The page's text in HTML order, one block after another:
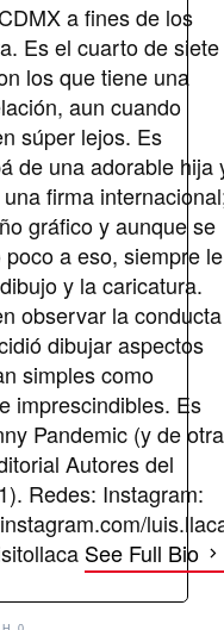
a fines de los
Es el cuarto de siete
los que tiene una
aun cuando
súper lejos. Es
de una adorable hija
firma
gráfico y aunque se
a eso, siempre le
y la caricatura.
observar la conducta
dibujar aspectos
simples como
imprescindibles. Es
Pandemic (y de
Autores del
Redes: Instagram:
See Full Bio